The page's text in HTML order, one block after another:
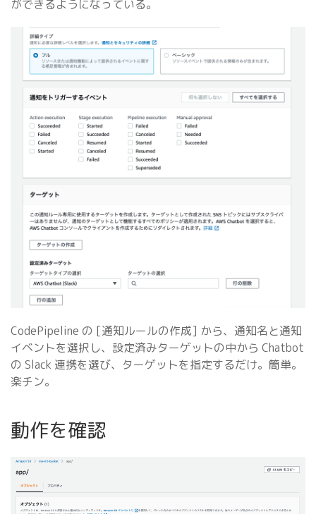
ができるようになっている。
CodePipeline の [通知ルールの作成] から、通知名と通知
イベントを選択し、設定済みターゲットの中から Chatbot
の Slack 連携を選び、ターゲットを指定するだけ。簡単。
楽チン。
動作を確認